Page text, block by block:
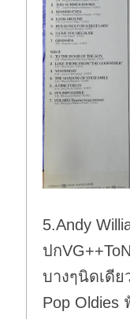
5.Andy
ปก
บางๆนิดเดีย
Pop Oldies